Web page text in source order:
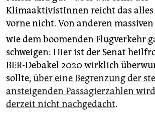
KlimaaktivistInnen reicht das
vorne nicht. Von anderen massiven
wie dem boomenden Flugverkehr
schweigen: Hier ist der Senat
BER-Debakel 2020 wirklich
sollte, über eine Begrenzung der
ansteigenden Passagierzahlen
derzeit nicht nachgedacht.